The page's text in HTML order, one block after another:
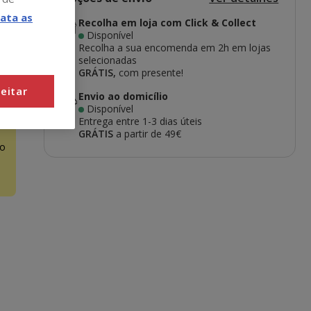
Recolha em loja com Click & Collect
Disponível
Recolha a sua encomenda em 2h em lojas
selecionadas
GRÁTIS, com presente!
Envio ao domicílio
Disponível
Entrega entre 1-3 dias úteis
GRÁTIS a partir de 49€
as